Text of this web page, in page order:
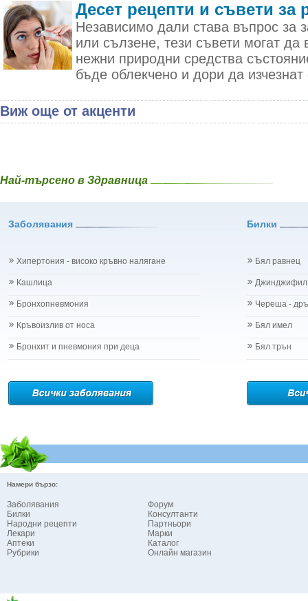
Десет рецепти и съвети за
Независимо дали става въпрос за
или сълзене, тези съвети могат
нежни природни средства
бъде облекчено и дори да
Виж още от акценти
Най-търсено в Здравница
Заболявания Билки
Хипертония - високо кръвно налягане
Кашлица
Бронхопневмония
Кръвоизлив от носа
Бронхит и пневмония при деца
Бял равнец
Джинджифил
Череша -
Бял имел
Бял трън
Намери бързо:
Заболявания
Билки
Народни рецепти
Лекари
Аптеки
Рубрики
Форум
Консултанти
Партньори
Марки
Каталог
Онлайн магазин